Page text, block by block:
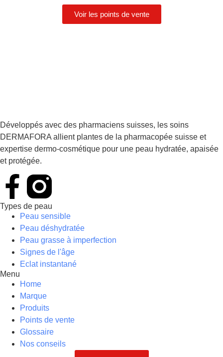
Voir les points de vente
Développés avec des pharmaciens suisses, les soins
DERMAFORA allient plantes de la pharmacopée suisse et
expertise dermo-cosmétique pour une peau hydratée, apaisée
et protégée.
Types de peau
Peau sensible
Peau déshydratée
Peau grasse à imperfection
Signes de l'âge
Eclat instantané
Menu
Home
Marque
Produits
Points de vente
Glossaire
Nos conseils